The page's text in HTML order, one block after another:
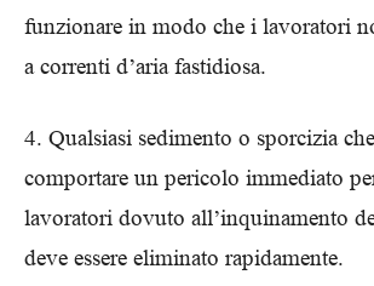
funzionare in modo che i lavoratori
a correnti d’aria fastidiosa.
4. Qualsiasi sedimento o sporcizia
comportare un pericolo immediato
lavoratori dovuto all’inquinamento
deve essere eliminato rapidamente.